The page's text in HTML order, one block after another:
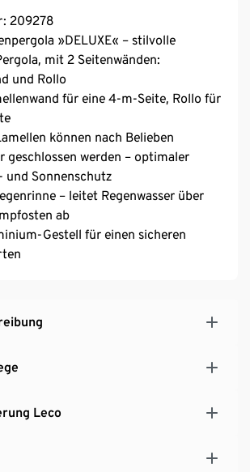
209278
»DELUXE« – stilvolle
mit 2 Seitenwänden:
und Rollo
für eine 4-m-Seite, Rollo für
können nach Belieben
geschlossen werden – optimaler
und Sonnenschutz
– leitet Regenwasser über
ab
Gestell für einen sicheren
Leco